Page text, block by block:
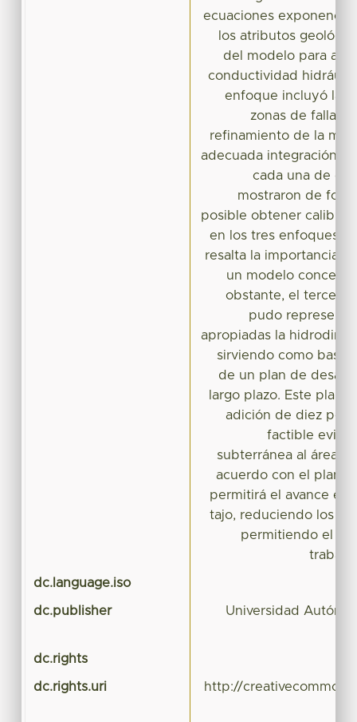
ecuaciones
los atributos
del modelo para
conductividad
enfoque incluyó la
zonas de falla,
refinamiento de la
adecuada integración
cada una de
mostraron de
posible obtener
en los tres enfoques
resalta la importancia
un modelo
obstante, el tercer
pudo
apropiadas la
sirviendo como base
de un plan de
largo plazo. Este plan
adición de diez
factible evitar
subterránea al área
acuerdo con el plan
permitirá el avance en
tajo, reduciendo los
permitiendo el
dc.language.iso
dc.publisher Universidad
dc.rights
dc.rights.uri http://